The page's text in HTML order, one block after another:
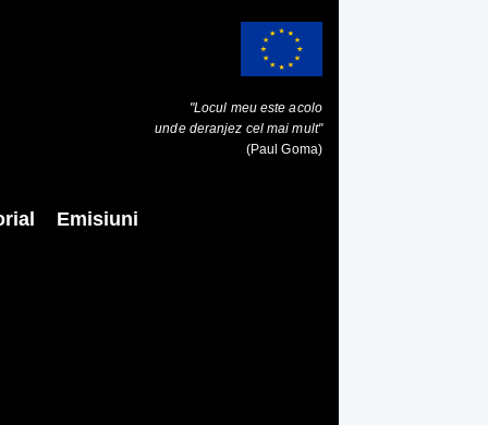
"Locul meu este acolo
unde deranjez cel mai mult"
(Paul Goma)
Emisiuni